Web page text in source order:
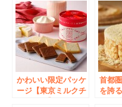
人気のクッキー2種
詰合せが“限定ギフ
トボックス” に入っ
て今年も登場
トレ
ドオ
かわいい限定パッケ
ージ【東京ミルクチ
首都
を誇